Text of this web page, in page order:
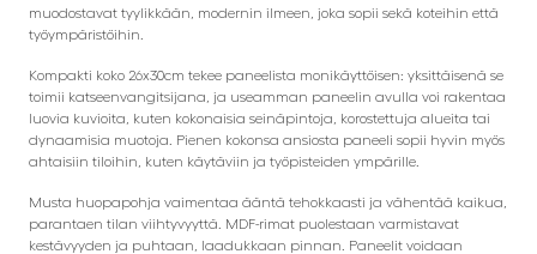
muodostavat tyylikkään, modernin ilmeen, joka sopii sekä koteihin että
työympäristöihin.
Kompakti koko 26x30cm tekee paneelista monikäyttöisen: yksittäisenä se
toimii katseenvangitsijana, ja useamman paneelin avulla voi rakentaa
luovia kuvioita, kuten kokonaisia seinäpintoja, korostettuja alueita tai
dynaamisia muotoja. Pienen kokonsa ansiosta paneeli sopii hyvin myös
ahtaisiin tiloihin, kuten käytäviin ja työpisteiden ympärille.
Musta huopapohja vaimentaa ääntä tehokkaasti ja vähentää kaikua,
parantaen tilan viihtyvyyttä. MDF-rimat puolestaan varmistavat
kestävyyden ja puhtaan, laadukkaan pinnan. Paneelit voidaan